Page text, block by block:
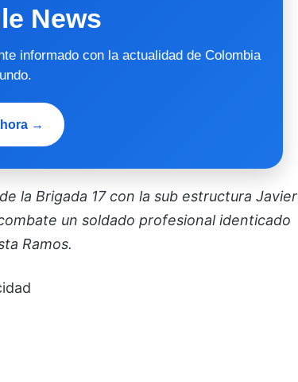
News
informado con la actualidad de Colombia
→
la Brigada 17 con la sub estructura Javier
un soldado profesional identicado
Ramos.